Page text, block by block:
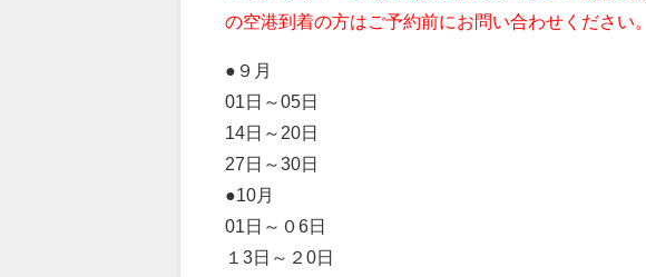
の空港到着の方はご予約前にお問い合わせください。
●９月
01日～05日
14日～20日
27日～30日
●10月
01日～０6日
１3日～２0日